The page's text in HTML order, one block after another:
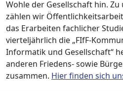
Wohle der Gesellschaft hin.
zählen wir
das Erarbeiten fachlicher
vierteljährlich die „FIfF-
Informatik und Gesellschaft“
anderen Friedens- sowie
zusammen. Hier finden sich